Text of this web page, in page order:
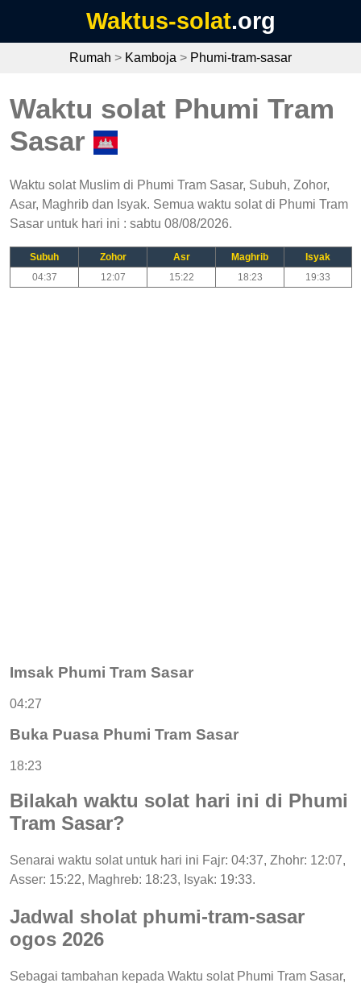
Waktus-solat.org
Rumah > Kamboja > Phumi-tram-sasar
Waktu solat Phumi Tram
Sasar
Waktu solat Muslim di Phumi Tram Sasar, Subuh, Zohor,
Asar, Maghrib dan Isyak. Semua waktu solat di Phumi Tram
Sasar untuk hari ini : sabtu 08/08/2026.
Subuh Zohor Asr Maghrib
Isyak
04:37
12:07 15:22 18:23 19:33
Imsak Phumi Tram Sasar
04:27
Buka Puasa Phumi Tram Sasar
18:23
Bilakah waktu solat hari ini di Phumi
Tram Sasar?
Senarai waktu solat untuk hari ini Fajr: 04:37, Zhohr: 12:07,
Asser: 15:22, Maghreb: 18:23, Isyak: 19:33.
Jadwal sholat phumi-tram-sasar
ogos 2026
Sebagai tambahan kepada Waktu solat Phumi Tram Sasar,